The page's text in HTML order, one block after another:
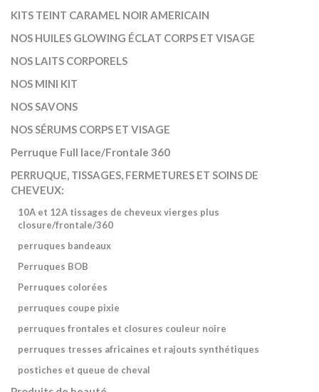
KITS TEINT CARAMEL NOIR AMERICAIN
NOS HUILES GLOWING ÉCLAT CORPS ET VISAGE
NOS LAITS CORPORELS
NOS MINI KIT
NOS SAVONS
NOS SÉRUMS CORPS ET VISAGE
Perruque Full lace/Frontale 360
PERRUQUE, TISSAGES, FERMETURES ET SOINS DE
CHEVEUX:
10A et 12A tissages de cheveux vierges plus
closure/frontale/360
perruques bandeaux
Perruques BOB
Perruques colorées
perruques coupe pixie
perruques frontales et closures couleur noire
perruques tresses africaines et rajouts synthétiques
postiches et queue de cheval